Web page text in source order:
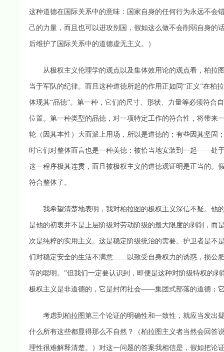
这种道德在国际关系中的意味：国家自身的任何行为永远不会
己的力量，而且也可以进攻别国，假如这么做不会削弱自身
后维护了国际关系中的道德虚无主义。）
从极权主义伦理学的观点以及集体效用论的观点看，柏拉
当于军队的纪律。而且这种道德所起的作用正如同“正义”在柏
体现其“品德”。第一种，它们的尺寸、形状、力量等必须符合
位置。第一种类型的品德，对一项特定工作的符合性，将带来
轮（因其本性）大而派上用场，所以是道德的；有些因其坚固
时它们对整体而言也是一种美德：被恰当地安装到一起——处
这一程序极其连贯，而且被极权主义的道德观证明是正当的。
符合整体了。
我希望清楚地表明，我对柏拉图的极权主义深信不疑。他
是他的初衷并不是上层阶级对劳动阶级的最大限度的剥削，而
次是纯粹的实用主义。这是稳定阶级统治的需要。护卫者是不
们对稳定安全的生活不满意……以致受自身权力的诱惑，损公
等的聪明。”但我们一定要认识到，即便是这种对阶级特权的
极权主义是非道德的，它是封闭社会——集团式部落的道德；
考虑到柏拉图第三个论证的明确性和一致性，就应当发出
什么所有这些都显得那么不自然？（柏拉图主义者当然会回答
理性很难解释清楚。）对这一问题的答案我相信是，假如把论